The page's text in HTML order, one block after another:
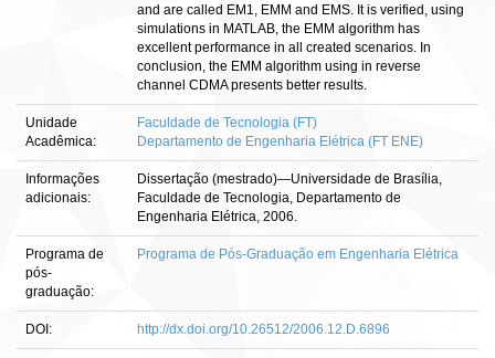
and are called EM1, EMM and EMS. It is verified, using
simulations in MATLAB, the EMM algorithm has
excellent performance in all created scenarios. In
conclusion, the EMM algorithm using in reverse
channel CDMA presents better results.
Unidade
Acadêmica:
Faculdade de Tecnologia (FT)
Departamento de Engenharia Elétrica (FT ENE)
Informações
adicionais:
Dissertação (mestrado)—Universidade de Brasília,
Faculdade de Tecnologia, Departamento de
Engenharia Elétrica, 2006.
Programa de
pós-
graduação:
Programa de Pós-Graduação em Engenharia Elétrica
DOI: http://dx.doi.org/10.26512/2006.12.D.6896